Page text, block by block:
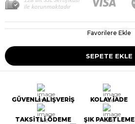
Favorilere Ekle
GÜVENLİ ALIŞVERİŞ KOLAY İADE
TAKSİTLİ ÖDEME ŞIK PAKETLEME